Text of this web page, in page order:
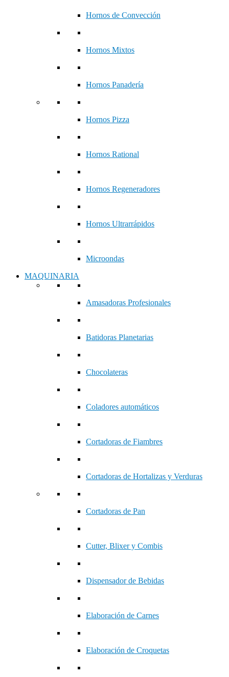
Hornos de Convección
Hornos Mixtos
Hornos Panadería
Hornos Pizza
Hornos Rational
Hornos Regeneradores
Hornos Ultrarrápidos
Microondas
MAQUINARIA
Amasadoras Profesionales
Batidoras Planetarias
Chocolateras
Coladores automáticos
Cortadoras de Fiambres
Cortadoras de Hortalizas y Verduras
Cortadoras de Pan
Cutter, Blixer y Combis
Dispensador de Bebidas
Elaboración de Carnes
Elaboración de Croquetas